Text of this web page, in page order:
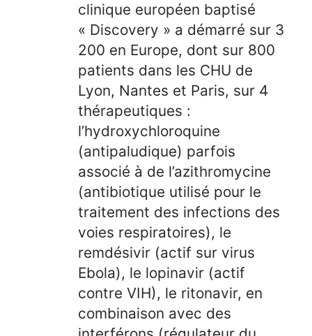
clinique européen baptisé
« Discovery » a démarré sur 3
200 en Europe, dont sur 800
patients dans les CHU de
Lyon, Nantes et Paris, sur 4
thérapeutiques :
l’hydroxychloroquine
(antipaludique) parfois
associé à de l’azithromycine
(antibiotique utilisé pour le
traitement des infections des
voies respiratoires), le
remdésivir (actif sur virus
Ebola), le lopinavir (actif
contre VIH), le ritonavir, en
combinaison avec des